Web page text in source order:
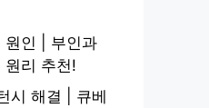
원인 | 부인과
원리 추천!
시 해결 | 큐베